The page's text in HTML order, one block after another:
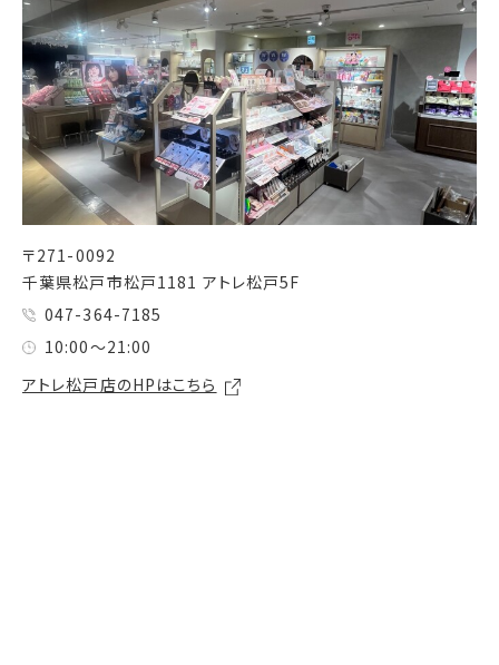
〒271-0092
千葉県松戸市松戸1181 アトレ松戸5F
047-364-7185
10:00～21:00
アトレ松戸店のHPはこちら